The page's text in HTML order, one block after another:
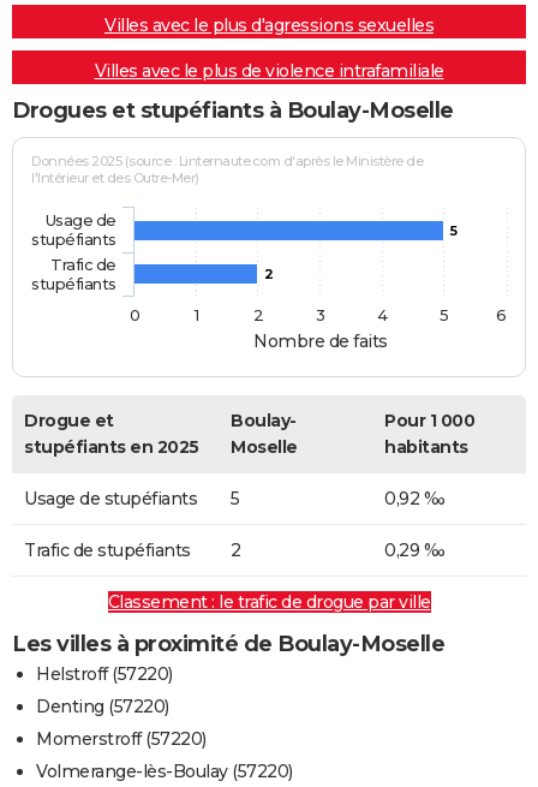
Villes avec le plus d'agressions sexuelles
Villes avec le plus de violence intrafamiliale
Drogues et stupéfiants à Boulay-Moselle
Nombre de faits
Données 2025 (source : Linternaute.com d'après le Ministère de
l'Intérieur et des Outre-Mer)
5
2
Usage de
stupéfiants
Trafic de
stupéfiants
0
1 2 3 4 5 6
Drogue et
stupéfiants en 2025
Boulay-
Moselle
Pour 1 000
habitants
Usage de stupéfiants 5 0,92 ‰
Trafic de stupéfiants 2 0,29 ‰
Classement : le trafic de drogue par ville
Les villes à proximité de Boulay-Moselle
Helstroff (57220)
Denting (57220)
Momerstroff (57220)
Volmerange-lès-Boulay (57220)